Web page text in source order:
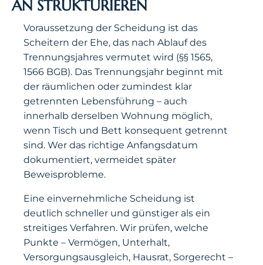
AN STRUKTURIEREN
Voraussetzung der Scheidung ist das
Scheitern der Ehe, das nach Ablauf des
Trennungsjahres vermutet wird (§§ 1565,
1566 BGB). Das Trennungsjahr beginnt mit
der räumlichen oder zumindest klar
getrennten Lebensführung – auch
innerhalb derselben Wohnung möglich,
wenn Tisch und Bett konsequent getrennt
sind. Wer das richtige Anfangsdatum
dokumentiert, vermeidet später
Beweisprobleme.
Eine einvernehmliche Scheidung ist
deutlich schneller und günstiger als ein
streitiges Verfahren. Wir prüfen, welche
Punkte – Vermögen, Unterhalt,
Versorgungsausgleich, Hausrat, Sorgerecht –